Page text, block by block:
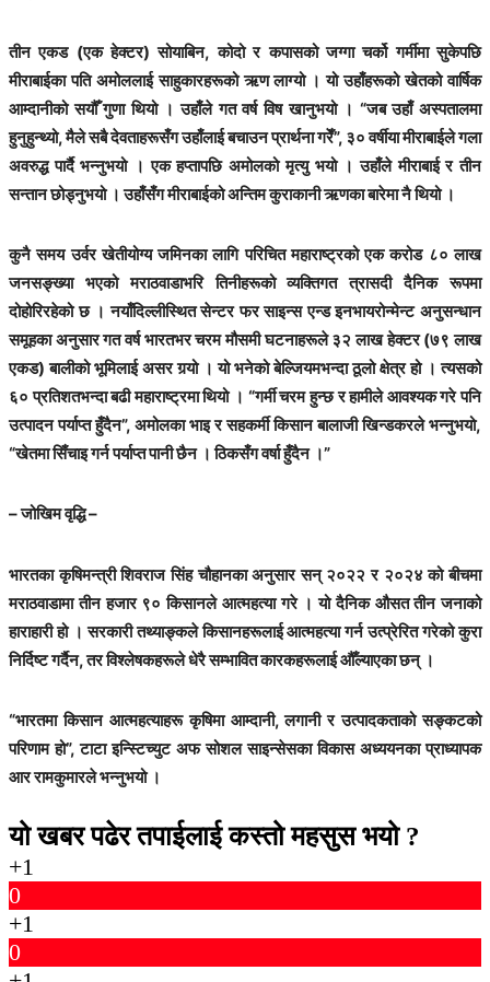
तीन एकड (एक हेक्टर) सोयाबिन, कोदो र कपासको जग्गा चर्को गर्मीमा सुकेपछि
मीराबाईका पति अमोललाई साहुकारहरूको ऋण लाग्यो । यो उहाँहरूको खेतको वार्षिक
आम्दानीको सयौँ गुणा थियो । उहाँले गत वर्ष विष खानुभयो । “जब उहाँ अस्पतालमा
हुनुहुन्थ्यो, मैले सबै देवताहरूसँग उहाँलाई बचाउन प्रार्थना गरेँ”, ३० वर्षीया मीराबाईले गला
अवरुद्ध पार्दै भन्नुभयो । एक हप्तापछि अमोलको मृत्यु भयो । उहाँले मीराबाई र तीन
सन्तान छोड्नुभयो । उहाँसँग मीराबाईको अन्तिम कुराकानी ऋणका बारेमा नै थियो ।
कुनै समय उर्वर खेतीयोग्य जमिनका लागि परिचित महाराष्ट्रको एक करोड ८० लाख
जनसङ्ख्या भएको मराठवाडाभरि तिनीहरूको व्यक्तिगत त्रासदी दैनिक रूपमा
दोहोरिरहेको छ । नयाँदिल्लीस्थित सेन्टर फर साइन्स एन्ड इनभायरोन्मेन्ट अनुसन्धान
समूहका अनुसार गत वर्ष भारतभर चरम मौसमी घटनाहरूले ३२ लाख हेक्टर (७९ लाख
एकड) बालीको भूमिलाई असर गर्‍यो । यो भनेको बेल्जियमभन्दा ठूलो क्षेत्र हो । त्यसको
६० प्रतिशतभन्दा बढी महाराष्ट्रमा थियो । “गर्मी चरम हुन्छ र हामीले आवश्यक गरे पनि
उत्पादन पर्याप्त हुँदैन”, अमोलका भाइ र सहकर्मी किसान बालाजी खिन्डकरले भन्नुभयो,
“खेतमा सिँचाइ गर्न पर्याप्त पानी छैन । ठिकसँग वर्षा हुँदैन ।”
– जोखिम वृद्धि –
भारतका कृषिमन्त्री शिवराज सिंह चौहानका अनुसार सन् २०२२ र २०२४ को बीचमा
मराठवाडामा तीन हजार ९० किसानले आत्महत्या गरे । यो दैनिक औसत तीन जनाको
हाराहारी हो । सरकारी तथ्याङ्कले किसानहरूलाई आत्महत्या गर्न उत्प्रेरित गरेको कुरा
निर्दिष्ट गर्दैन, तर विश्लेषकहरूले धेरै सम्भावित कारकहरूलाई औँल्याएका छन् ।
“भारतमा किसान आत्महत्याहरू कृषिमा आम्दानी, लगानी र उत्पादकताको सङ्कटको
परिणाम हो”, टाटा इन्स्टिच्युट अफ सोशल साइन्सेसका विकास अध्ययनका प्राध्यापक
आर रामकुमारले भन्नुभयो ।
यो खबर पढेर तपाईलाई कस्तो महसुस भयो ?
+1
0
+1
0